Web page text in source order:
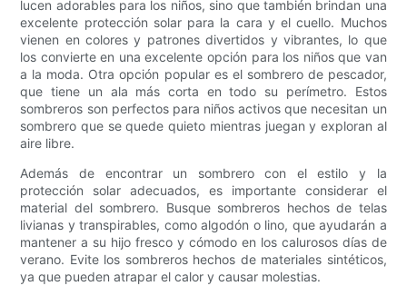
lucen adorables para los niños, sino que también brindan una
excelente protección solar para la cara y el cuello. Muchos
vienen en colores y patrones divertidos y vibrantes, lo que
los convierte en una excelente opción para los niños que van
a la moda. Otra opción popular es el sombrero de pescador,
que tiene un ala más corta en todo su perímetro. Estos
sombreros son perfectos para niños activos que necesitan un
sombrero que se quede quieto mientras juegan y exploran al
aire libre.
Además de encontrar un sombrero con el estilo y la
protección solar adecuados, es importante considerar el
material del sombrero. Busque sombreros hechos de telas
livianas y transpirables, como algodón o lino, que ayudarán a
mantener a su hijo fresco y cómodo en los calurosos días de
verano. Evite los sombreros hechos de materiales sintéticos,
ya que pueden atrapar el calor y causar molestias.